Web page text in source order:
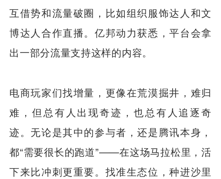
互借势和流量破圈，比如组织服饰达人和文
博达人合作直播。亿邦动力获悉，平台会拿
出一部分流量支持这样的内容。
电商玩家们找增量，更像在荒漠掘井，难归
难，但总有人出现奇迹，也总有人追逐奇
迹。无论是其中的参与者，还是腾讯本身，
都“需要很长的跑道”——在这场马拉松里，活
下来比冲刺更重要。找准生态位，种进沙里